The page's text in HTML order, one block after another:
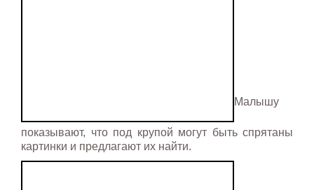
Малышу
показывают, что под крупой могут быть спрятаны
картинки и предлагают их найти.